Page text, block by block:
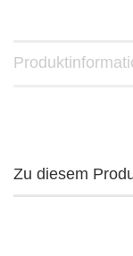
Zu diesem